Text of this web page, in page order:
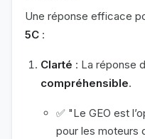
Une réponse efficace
5C :
Clarté : La réponse
compréhensible.
✅ "Le GEO est
pour les moteurs